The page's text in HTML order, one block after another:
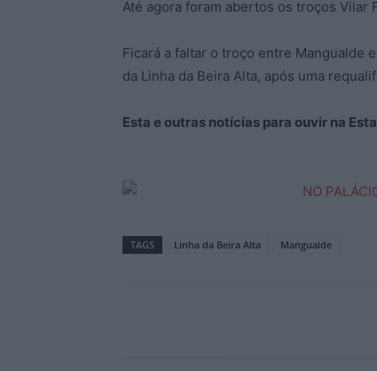
Até agora foram abertos os troços Vilar
Ficará a faltar o troço entre Mangualde
da Linha da Beira Alta, após uma
Esta e outras notícias para ouvir na
TAGS Linha da Beira Alta Mangualde